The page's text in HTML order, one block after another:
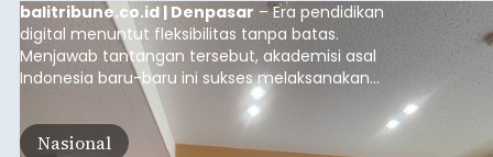
balitribune.co.id | Denpasar – Era pendidikan
digital menuntut fleksibilitas tanpa batas.
Menjawab tantangan tersebut, akademisi asal
Indonesia baru-baru ini sukses melaksanakan
program Pengabdian Kepada Masyarakat (PKM)
skala internasional di Distributed Systems
Laboratory, Okayama University, Jepang.
Nasional